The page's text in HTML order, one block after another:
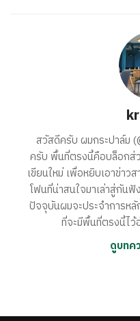
สวัสดีครับ ผมกระปาล์ม
ครับ พื้นที่ตรงนี้คือบล็อกส่
เขียนใหม่ เพื่อหยิบเอาข่าว
โฟนที่น่าสนใจมาเล่าสู่กัน
ปัจจุบันผมจะประจำการห
ที่จะมีพื้นที่ตรงนี้ไ
ดูบทค